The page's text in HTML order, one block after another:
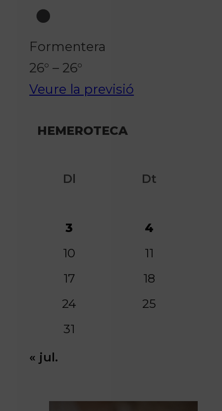
Formentera
26° – 26°
Veure la previsió
HEMEROTECA
Dl Dt
3
4
10
11
17
18
24
25
31
« jul.